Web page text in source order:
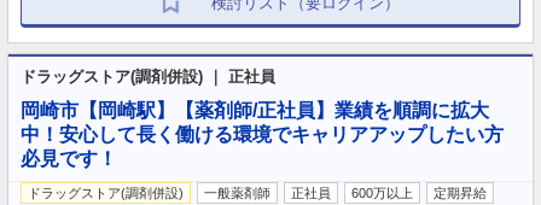
ドラッグストア(調剤併設) ｜ 正社員
岡崎市【岡崎駅】【薬剤師/正社員】業績を順調に拡大
中！安心して長く働ける環境でキャリアアップしたい方
必見です！
ドラッグストア(調剤併設) 一般薬剤師 正社員 600万以上
定期昇給